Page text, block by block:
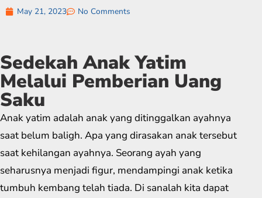
May 21, 2023 No Comments
Sedekah Anak Yatim
Melalui Pemberian Uang
Saku
Anak yatim adalah anak yang ditinggalkan ayahnya
saat belum baligh. Apa yang dirasakan anak tersebut
saat kehilangan ayahnya. Seorang ayah yang
seharusnya menjadi figur, mendampingi anak ketika
tumbuh kembang telah tiada. Di sanalah kita dapat